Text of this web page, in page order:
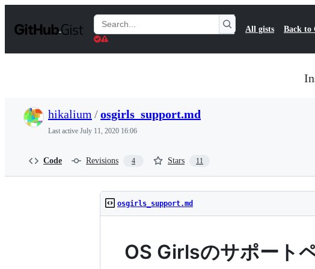
t
Search
Gists
All gists Back to
hikalium /osgirls_support.md
Last active July 11, 2020 16:06
Code Revisions 4 Stars 11
osgirls_support.md
OS Girlsのサポート